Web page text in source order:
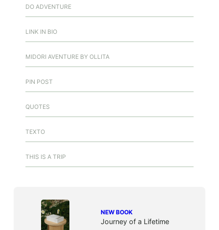
DO ADVENTURE
LINK IN BIO
MIDORI AVENTURE BY OLLITA
PIN POST
QUOTES
TEXTO
THIS IS A TRIP
NEW BOOK
Journey of a Lifetime